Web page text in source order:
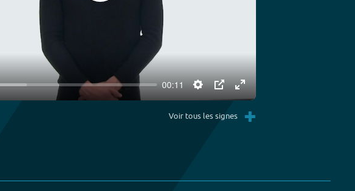
00:11
Settings
PIP Enter
fullscreen
Voir tous les signes +